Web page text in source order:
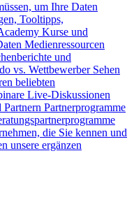
um Ihre Daten
Tooltipps,
Kurse und
Medienressourcen
und
vs. Wettbewerber Sehen
beliebten
Live-Diskussionen
Partnerprogramme
die Sie kennen und
unsere ergänzen